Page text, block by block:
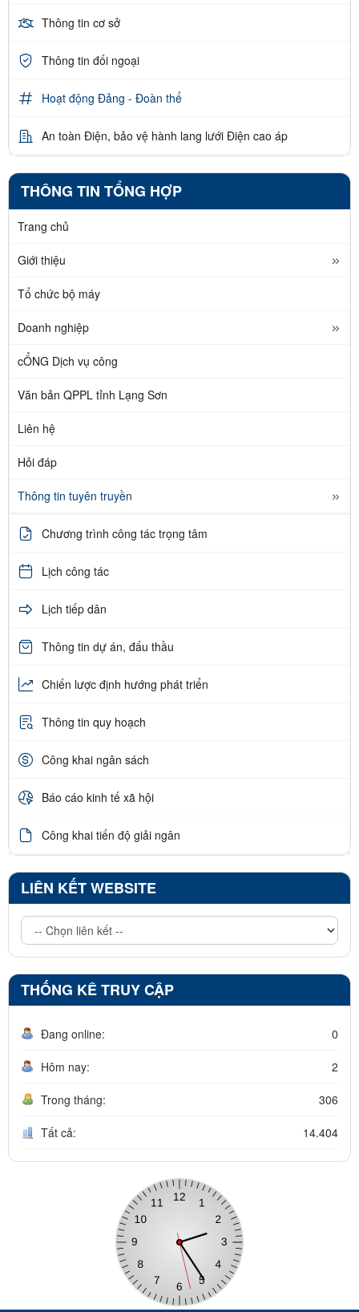
Thông tin cơ sở
Thông tin đối ngoại
Hoạt động Đảng - Đoàn thể
An toàn Điện, bảo vệ hành lang lưới Điện cao áp
THÔNG TIN TỔNG HỢP
Trang chủ
Giới thiệu
Tổ chức bộ máy
Doanh nghiệp
cỔNG Dịch vụ công
Văn bản QPPL tỉnh Lạng Sơn
Liên hệ
Hỏi đáp
Thông tin tuyên truyền
Chương trình công tác trọng tâm
Lịch công tác
Lịch tiếp dân
Thông tin dự án, đấu thầu
Chiến lược định hướng phát triển
Thông tin quy hoạch
Công khai ngân sách
Báo cáo kinh tế xã hội
Công khai tiến độ giải ngân
LIÊN KẾT WEBSITE
THỐNG KÊ TRUY CẬP
Đang online: 0
Hôm nay: 2
Trong tháng: 306
Tất cả: 14.404